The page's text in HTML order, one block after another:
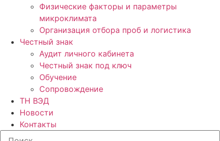
Физические факторы и параметры
микроклимата
Организация отбора проб и логистика
Честный знак
Аудит личного кабинета
Честный знак под ключ
Обучение
Сопровождение
ТН ВЭД
Новости
Контакты